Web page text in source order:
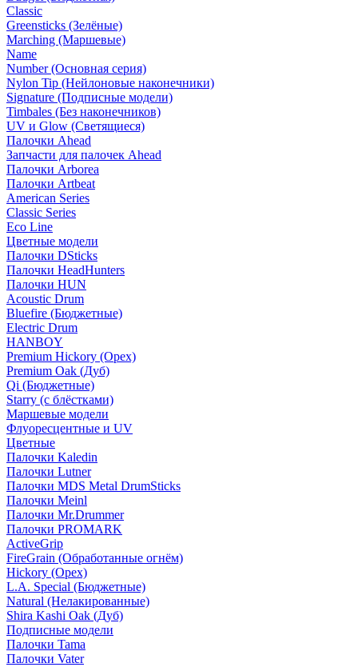
Classic
Greensticks (Зелёные)
Marching (Маршевые)
Name
Number (Основная серия)
Nylon Tip (Нейлоновые наконечники)
Signature (Подписные модели)
Timbales (Без наконечников)
UV и Glow (Светящиеся)
Палочки Ahead
Запчасти для палочек Ahead
Палочки Arborea
Палочки Artbeat
American Series
Classic Series
Eco Line
Цветные модели
Палочки DSticks
Палочки HeadHunters
Палочки HUN
Acoustic Drum
Bluefire (Бюджетные)
Electric Drum
HANBOY
Premium Hickory (Орех)
Premium Oak (Дуб)
Qi (Бюджетные)
Starry (с блёстками)
Маршевые модели
Флуоресцентные и UV
Цветные
Палочки Kaledin
Палочки Lutner
Палочки MDS Metal DrumSticks
Палочки Meinl
Палочки Mr.Drummer
Палочки PROMARK
ActiveGrip
FireGrain (Обработанные огнём)
Hickory (Орех)
L.A. Special (Бюджетные)
Natural (Нелакированные)
Shira Kashi Oak (Дуб)
Подписные модели
Палочки Tama
Палочки Vater